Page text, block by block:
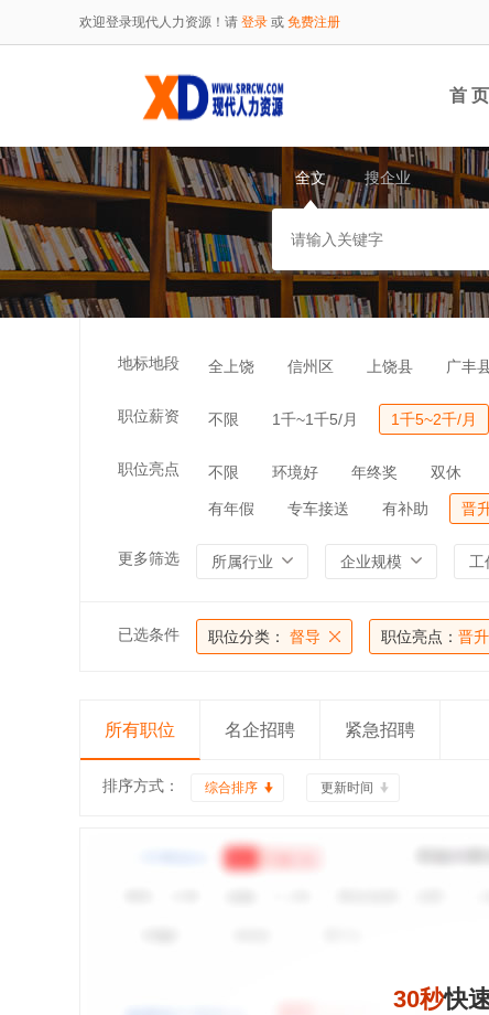
欢迎登录现代人力资源！请 登录 或 免费注册
首 页
全文 搜企业
地标地段 全上饶 信州区 上饶县 广丰
职位薪资 不限 1千~1千5/月 1千5~2千/月
职位亮点 不限 环境好 年终奖 双休
有年假 专车接送 有补助 晋
更多筛选 所属行业 企业规模 工
已选条件 职位分类： 督导 职位亮点： 晋
所有职位 名企招聘 紧急招聘
排序方式： 综合排序 更新时间
30秒快